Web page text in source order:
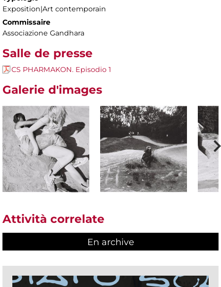
Exposition|Art contemporain
Commissaire
Associazione Gandhara
Salle de presse
CS PHARMAKON. Episodio 1
Galerie d'images
Attività correlate
En archive